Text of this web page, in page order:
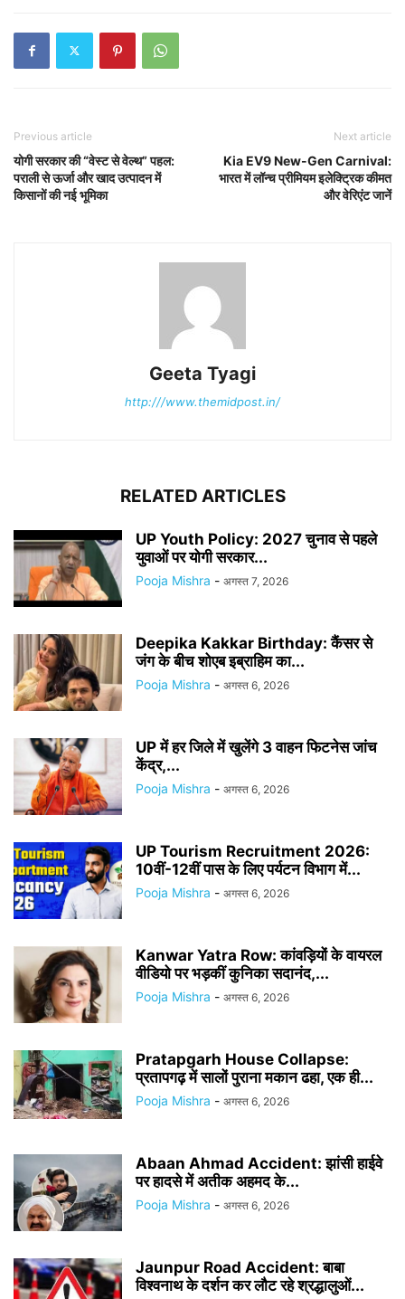
Previous article
योगी सरकार की “वेस्ट से वेल्थ” पहल:
पराली से ऊर्जा और खाद उत्पादन में
किसानों की नई भूमिका
Next article
Kia EV9 New-Gen Carnival:
भारत में लॉन्च प्रीमियम इलेक्ट्रिक कीमत
और वेरिएंट जानें
Geeta Tyagi
http:///www.themidpost.in/
RELATED ARTICLES
UP Youth Policy: 2027 चुनाव से पहले
युवाओं पर योगी सरकार...
Pooja Mishra - अगस्त 7, 2026
Deepika Kakkar Birthday: कैंसर से
जंग के बीच शोएब इब्राहिम का...
Pooja Mishra - अगस्त 6, 2026
UP में हर जिले में खुलेंगे 3 वाहन फिटनेस जांच
केंद्र,...
Pooja Mishra - अगस्त 6, 2026
UP Tourism Recruitment 2026:
10वीं-12वीं पास के लिए पर्यटन विभाग में...
Pooja Mishra - अगस्त 6, 2026
Kanwar Yatra Row: कांवड़ियों के वायरल
वीडियो पर भड़कीं कुनिका सदानंद,...
Pooja Mishra - अगस्त 6, 2026
Pratapgarh House Collapse:
प्रतापगढ़ में सालों पुराना मकान ढहा, एक ही...
Pooja Mishra - अगस्त 6, 2026
Abaan Ahmad Accident: झांसी हाईवे
पर हादसे में अतीक अहमद के...
Pooja Mishra - अगस्त 6, 2026
Jaunpur Road Accident: बाबा
विश्वनाथ के दर्शन कर लौट रहे श्रद्धालुओं...